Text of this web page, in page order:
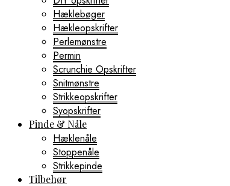
Hæklebøger
Hækleopskrifter
Perlemønstre
Permin
Scrunchie Opskrifter
Snitmønstre
Strikkeopskrifter
Syopskrifter
Pinde & Nåle
Hæklenåle
Stoppenåle
Strikkepinde
Tilbehør